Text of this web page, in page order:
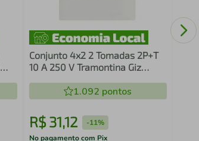
Conjunto 4x2 2 Tomadas 2P+T
10 A 250 V Tramontina Giz
1.092 pontos
R$ 31,12 -11%
No pagamento com Pix
Giz